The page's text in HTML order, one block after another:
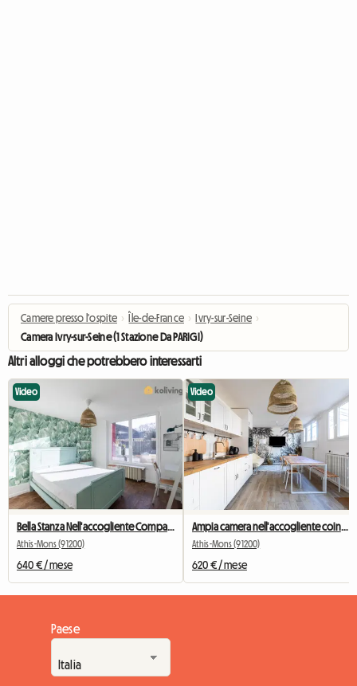
Camere presso l'ospite › Île-de-France › Ivry-sur-Seine ›
Camera Ivry-sur-Seine (1 Stazione Da PARIGI)
Altri alloggi che potrebbero interessarti
Video
Bella Stanza Nell'accogliente Compagno Di Stanza # 2
Athis-Mons (91200)
640 € / mese
Video
Ampia camera nell'accogliente coinquilino n. 5 di New York vicino a Olry
Athis-Mons (91200)
620 € / mese
Paese